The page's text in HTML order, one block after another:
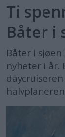
Ti
Båter i
Båter i sjøen
nyheter i år.